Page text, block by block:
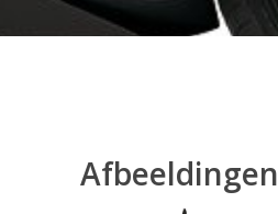
Afbeeldingen